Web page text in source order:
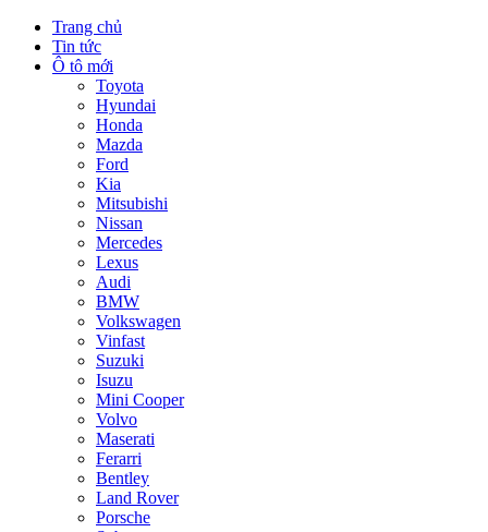
Trang chủ
Tin tức
Ô tô mới
Toyota
Hyundai
Honda
Mazda
Ford
Kia
Mitsubishi
Nissan
Mercedes
Lexus
Audi
BMW
Volkswagen
Vinfast
Suzuki
Isuzu
Mini Cooper
Volvo
Maserati
Ferarri
Bentley
Land Rover
Porsche